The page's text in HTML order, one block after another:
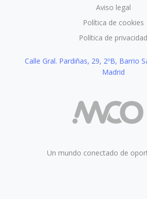
Aviso legal
Política de cookies
Política de privacidad
Calle Gral. Pardiñas, 29, 2ºB, Barrio
Madrid
Un mundo conectado de